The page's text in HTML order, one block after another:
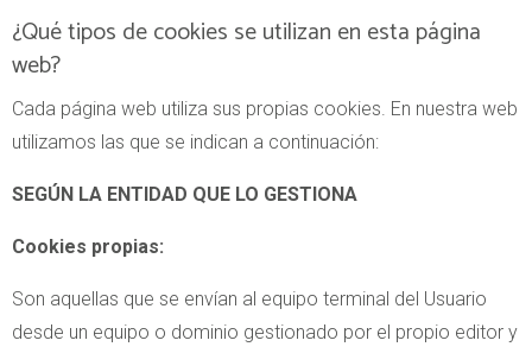
¿Qué tipos de cookies se utilizan en esta página
web?
Cada página web utiliza sus propias cookies. En nuestra web
utilizamos las que se indican a continuación:
SEGÚN LA ENTIDAD QUE LO GESTIONA
Cookies propias:
Son aquellas que se envían al equipo terminal del Usuario
desde un equipo o dominio gestionado por el propio editor y